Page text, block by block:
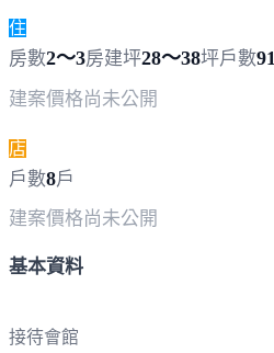
住
房數2～3房建坪28～38坪戶數91
建案價格尚未公開
店
戶數8戶
建案價格尚未公開
基本資料
接待會館